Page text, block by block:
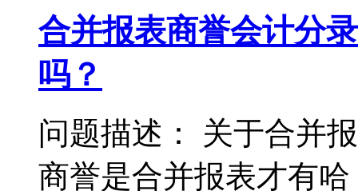
合并报表商誉会计分
吗？
问题描述： 关于合并
商誉是合并报表才有